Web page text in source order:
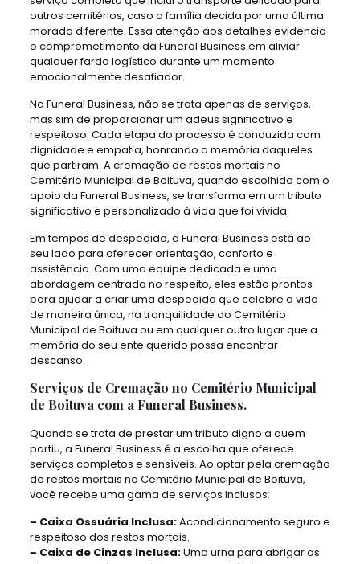
outros cemitérios, caso a família decida por uma última
morada diferente. Essa atenção aos detalhes evidencia
o comprometimento da Funeral Business em aliviar
qualquer fardo logístico durante um momento
emocionalmente desafiador.
Na Funeral Business, não se trata apenas de serviços,
mas sim de proporcionar um adeus significativo e
respeitoso. Cada etapa do processo é conduzida com
dignidade e empatia, honrando a memória daqueles
que partiram. A cremação de restos mortais no
Cemitério Municipal de Boituva, quando escolhida com o
apoio da Funeral Business, se transforma em um tributo
significativo e personalizado à vida que foi vivida.
Em tempos de despedida, a Funeral Business está ao
seu lado para oferecer orientação, conforto e
assistência. Com uma equipe dedicada e uma
abordagem centrada no respeito, eles estão prontos
para ajudar a criar uma despedida que celebre a vida
de maneira única, na tranquilidade do Cemitério
Municipal de Boituva ou em qualquer outro lugar que a
memória do seu ente querido possa encontrar
descanso.
Serviços de Cremação no Cemitério Municipal
de Boituva com a Funeral Business.
Quando se trata de prestar um tributo digno a quem
partiu, a Funeral Business é a escolha que oferece
serviços completos e sensíveis. Ao optar pela cremação
de restos mortais no Cemitério Municipal de Boituva,
você recebe uma gama de serviços inclusos:
– Caixa Ossuária Inclusa:Acondicionamento seguro e
respeitoso dos restos mortais.
– Caixa de Cinzas Inclusa:Uma urna para abrigar as